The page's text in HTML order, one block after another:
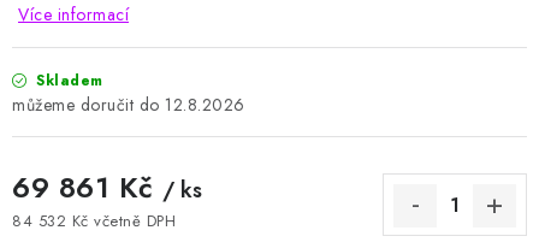
Více informací
Skladem
12.8.2026
69 861 Kč / ks
84 532 Kč včetně DPH